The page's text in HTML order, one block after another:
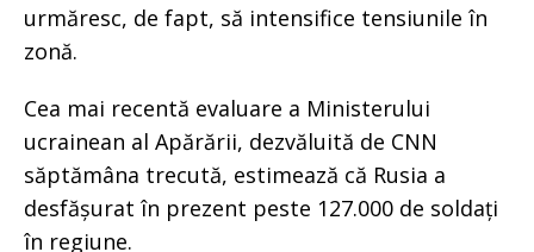
urmăresc, de fapt, să intensifice tensiunile în
zonă.
Cea mai recentă evaluare a Ministerului
ucrainean al Apărării, dezvăluită de CNN
săptămâna trecută, estimează că Rusia a
desfășurat în prezent peste 127.000 de soldați
în regiune.